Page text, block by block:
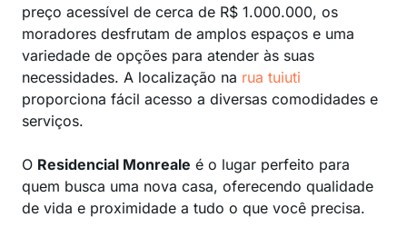
preço acessível de cerca de R$ 1.000.000, os
moradores desfrutam de amplos espaços e uma
variedade de opções para atender às suas
necessidades. A localização na rua tuiuti
proporciona fácil acesso a diversas comodidades e
serviços.
O Residencial Monreale é o lugar perfeito para
quem busca uma nova casa, oferecendo qualidade
de vida e proximidade a tudo o que você precisa.